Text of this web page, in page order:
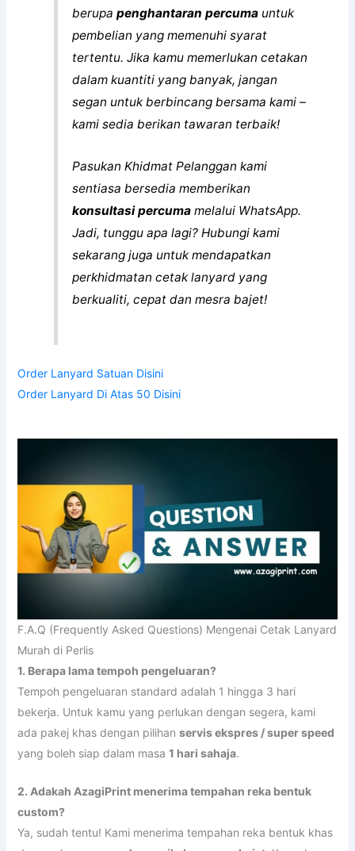
berupapenghantaran percuma untuk
pembelian yang memenuhi syarat
tertentu. Jika kamu memerlukan cetakan
dalam kuantiti yang banyak, jangan
segan untuk berbincang bersama kami –
kami sedia berikan tawaran terbaik!
Pasukan Khidmat Pelanggan kami
sentiasa bersedia memberikan
konsultasi percuma melalui WhatsApp.
Jadi, tunggu apa lagi? Hubungi kami
sekarang juga untuk mendapatkan
perkhidmatan cetak lanyard yang
berkualiti, cepat dan mesra bajet!
Order Lanyard Satuan Disini
Order Lanyard Di Atas 50 Disini
F.A.Q (Frequently Asked Questions) Mengenai Cetak Lanyard
Murah di Perlis
1. Berapa lama tempoh pengeluaran?
Tempoh pengeluaran standard adalah 1 hingga 3 hari
bekerja. Untuk kamu yang perlukan dengan segera, kami
ada pakej khas dengan pilihan servis ekspres / super speed
yang boleh siap dalam masa 1 hari sahaja.
2. Adakah AzagiPrint menerima tempahan reka bentuk
custom?
Ya, sudah tentu! Kami menerima tempahan reka bentuk khas